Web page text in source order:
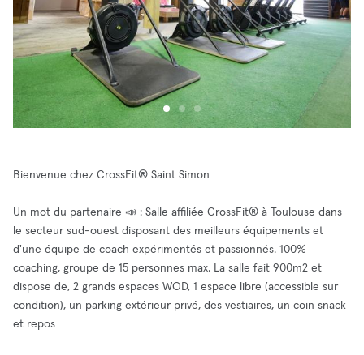
Bienvenue chez CrossFit® Saint Simon
Un mot du partenaire 📣 : Salle affiliée CrossFit® à Toulouse dans
le secteur sud-ouest disposant des meilleurs équipements et
d'une équipe de coach expérimentés et passionnés. 100%
coaching, groupe de 15 personnes max. La salle fait 900m2 et
dispose de, 2 grands espaces WOD, 1 espace libre (accessible sur
condition), un parking extérieur privé, des vestiaires, un coin snack
et repos